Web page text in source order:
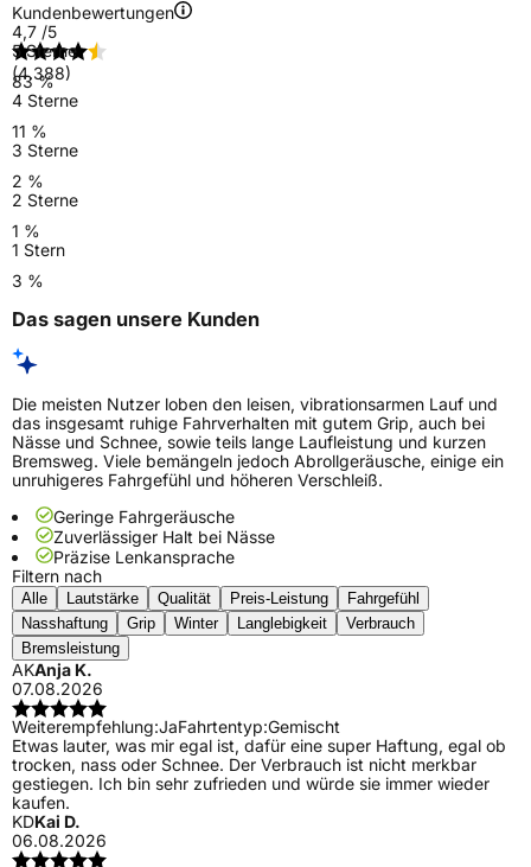
Kundenbewertungen
4,7 /5
(4.388)
5 Sterne
83 %
4 Sterne
11 %
3 Sterne
2 %
2 Sterne
1 %
1 Stern
3 %
Das sagen unsere Kunden
Die meisten Nutzer loben den leisen, vibrationsarmen Lauf und
das insgesamt ruhige Fahrverhalten mit gutem Grip, auch bei
Nässe und Schnee, sowie teils lange Laufleistung und kurzen
Bremsweg. Viele bemängeln jedoch Abrollgeräusche, einige ein
unruhigeres Fahrgefühl und höheren Verschleiß.
Geringe Fahrgeräusche
Zuverlässiger Halt bei Nässe
Präzise Lenkansprache
Filtern nach
Alle Lautstärke Qualität Preis-Leistung
Fahrgefühl
Nasshaftung
Grip Winter Langlebigkeit
Verbrauch
Bremsleistung
AKAnja K.
07.08.2026
Weiterempfehlung:JaFahrtentyp:Gemischt
Etwas lauter, was mir egal ist, dafür eine super Haftung, egal ob
trocken, nass oder Schnee. Der Verbrauch ist nicht merkbar
gestiegen. Ich bin sehr zufrieden und würde sie immer wieder
kaufen.
KDKai D.
06.08.2026